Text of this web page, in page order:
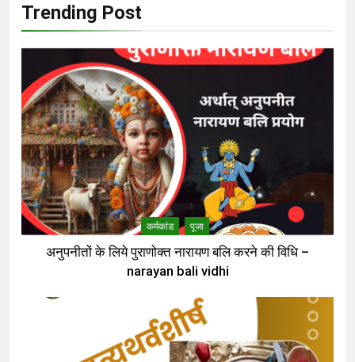
Trending Post
कर्मकांड पूजा
अनुपनीतों के लिये पुराणोक्त नारायण बलि करने की विधि –
narayan bali vidhi